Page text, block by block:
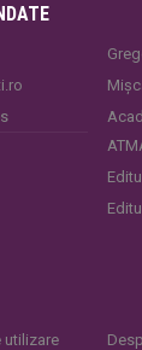
utilizare